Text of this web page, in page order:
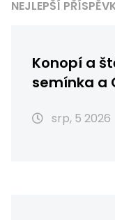
NEJLEPŠÍ
Konopí a
semínka a
srp, 5 2026